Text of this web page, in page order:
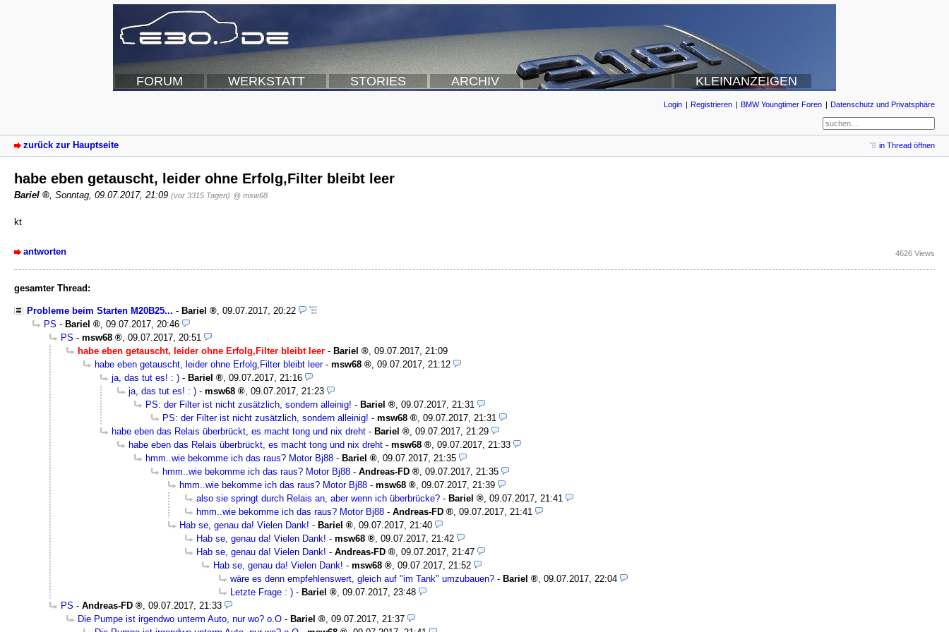
FORUM WERKSTATT STORIES ARCHIV KLEINANZEIGEN
Login Registrieren BMW Youngtimer Foren Datenschutz und Privatsphäre
zurück zur Hauptseite in Thread öffnen
habe eben getauscht, leider ohne Erfolg,Filter bleibt leer
Bariel Sonntag, 09.07.2017, 21:09 (vor 3315 Tagen) @ msw68
kt
antworten 4626 Views
gesamter Thread:
Probleme beim Starten M20B25... - Bariel
09.07.2017, 20:22
PS - Bariel
09.07.2017, 20:46
PS - msw68
09.07.2017, 20:51
habe eben getauscht, leider ohne Erfolg,Filter bleibt leer - Bariel
09.07.2017, 21:09
habe eben getauscht, leider ohne Erfolg,Filter bleibt leer- msw68
09.07.2017, 21:12
ja, das tut es! : ) - Bariel
09.07.2017, 21:16
ja, das tut es! : ) - msw68
09.07.2017, 21:23
PS: der Filter ist nicht zusätzlich, sondern alleinig! - Bariel
09.07.2017, 21:31
PS: der Filter ist nicht zusätzlich, sondern alleinig! - msw68
09.07.2017, 21:31
habe eben das Relais überbrückt, es macht tong und nix dreht - Bariel
09.07.2017, 21:29
habe eben das Relais überbrückt, es macht tong und nix dreht - msw68
09.07.2017, 21:33
hmm..wie bekomme ich das raus? Motor Bj88 - Bariel
09.07.2017, 21:35
hmm..wie bekomme ich das raus? Motor Bj88 - Andreas-FD
09.07.2017, 21:35
hmm..wie bekomme ich das raus? Motor Bj88 - msw68
09.07.2017, 21:39
also sie springt durch Relais an, aber wenn ich überbrücke? - Bariel
09.07.2017, 21:41
hmm..wie bekomme ich das raus? Motor Bj88 - Andreas-FD
09.07.2017, 21:41
Hab se, genau da! Vielen Dank! - Bariel
09.07.2017, 21:40
Hab se, genau da! Vielen Dank! - msw68
09.07.2017, 21:42
Hab se, genau da! Vielen Dank! - Andreas-FD
09.07.2017, 21:47
Hab se, genau da! Vielen Dank! - msw68
09.07.2017, 21:52
wäre es denn empfehlenswert, gleich auf "im Tank" umzubauen? - Bariel
09.07.2017, 22:04
Letzte Frage : ) - Bariel
09.07.2017, 23:48
PS - Andreas-FD
09.07.2017, 21:33
Die Pumpe ist irgendwo unterm Auto, nur wo? o.O - Bariel
09.07.2017, 21:37